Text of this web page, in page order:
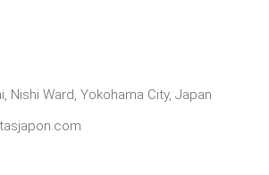
Nishi Ward, Yokohama City, Japan